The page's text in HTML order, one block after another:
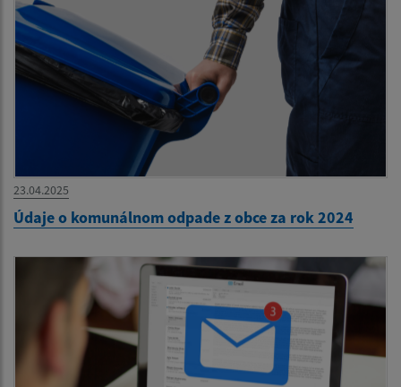
23.04.2025
Údaje o komunálnom odpade z obce za rok 2024